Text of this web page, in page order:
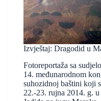
Izvještaj: Dragodid u
Fotoreportaža sa
14. međunarodnom
suhozidnoj baštini koji
22.-23. rujna 2014. g.